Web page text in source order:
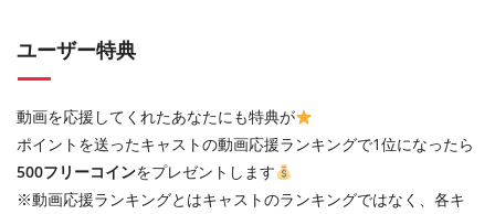
ユーザー特典
動画を応援してくれたあなたにも特典が
ポイントを送ったキャストの動画応援ランキングで1位になったら
500フリーコインをプレゼントします
※動画応援ランキングとはキャストのランキングではなく、各キ